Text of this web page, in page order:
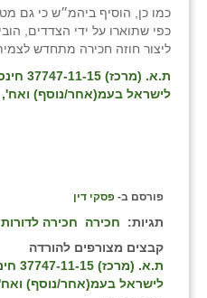
כמו כן, הוסיף ביהמ״ש כי גם
כפי שתוארו על ידי הצדדים,
ליצור חוזה חכירה מתחדש
ת.א.
לישראל בעמ(אחר/נוסף) ואח', פס״ד
פורסם ב- פסקי דין
תגיות: חכירה
חכירה לדורות
קבצים מצורפים להורדה
ת.א.
לישראל בעמ(אחר/נוסף) ואח', פס״ד